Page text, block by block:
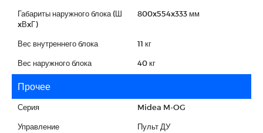
Габариты наружного блока (Ш
xВxГ)
800x554x333 мм
Вес внутреннего блока 11 кг
Вес наружного блока 40 кг
Прочее
Серия Midea M-OG
Управление Пульт ДУ